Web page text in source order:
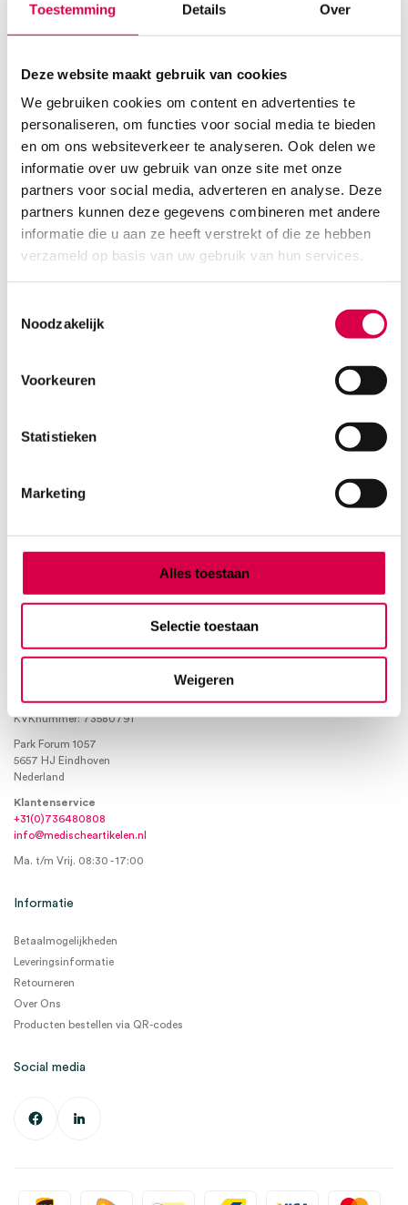
Toestemming Details Over
Deze website maakt gebruik van cookies
We gebruiken cookies om content en advertenties te
personaliseren, om functies voor social media te bieden
en om ons websiteverkeer te analyseren. Ook delen we
informatie over uw gebruik van onze site met onze
partners voor social media, adverteren en analyse. Deze
partners kunnen deze gegevens combineren met andere
informatie die u aan ze heeft verstrekt of die ze hebben
verzameld op basis van uw gebruik van hun services.
Noodzakelijk
Voorkeuren
Statistieken
Marketing
Alles toestaan
Selectie toestaan
Weigeren
Sterican intramusculaire naalden, 23G x 2⅜”,
0.6mm x 60mm, blauw (100)
B BRAUN
100 stuks, blauw, 0.6mm x 60mm, 23G x x 2⅜"
10.20
Product categorieën
Inactief/test/overig
Overig
Tape
Praktijkinrichting
Medische Artikelen SMA B.V.
KVKnummer: 73580791
Park Forum 1057
5657 HJ Eindhoven
Nederland
Klantenservice
+31(0)736480808
info@medischeartikelen.nl
Ma. t/m Vrij. 08:30 - 17:00
Informatie
Betaalmogelijkheden
Leveringsinformatie
Retourneren
Over Ons
Producten bestellen via QR-codes
Social media